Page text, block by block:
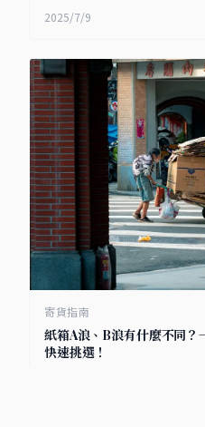
2025/7/9
寄貨指南
紙箱A浪、B浪有什麼不同？
快速挑選！